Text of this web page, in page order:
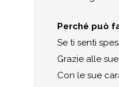
Perché può
Se ti senti
Grazie alle
Con le sue